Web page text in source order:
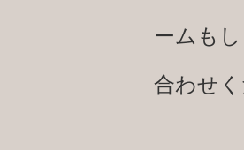
ームも
合わせく